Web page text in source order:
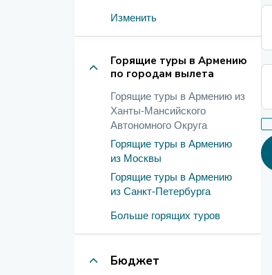
Изменить
Горящие туры в Армению
по городам вылета
Горящие туры в Армению из
Ханты-Мансийского
Автономного Округа
Горящие туры в Армению
из Москвы
Горящие туры в Армению
из Санкт-Петербурга
Больше горящих туров
Бюджет